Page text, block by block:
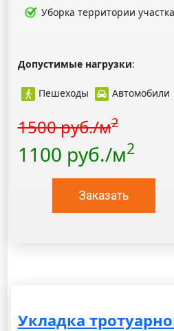
Уборка территории участка
Допустимые нагрузки:
Пешеходы Автомобили
1500 руб./м2
1100 руб./м2
Заказать
Укладка